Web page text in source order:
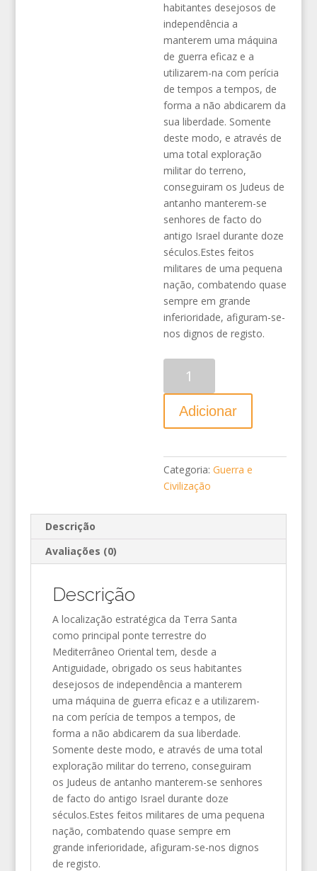
habitantes desejosos de
independência a
manterem uma máquina
de guerra eficaz e a
utilizarem-na com perícia
de tempos a tempos, de
forma a não abdicarem da
sua liberdade. Somente
deste modo, e através de
uma total exploração
militar do terreno,
conseguiram os Judeus de
antanho manterem-se
senhores de facto do
antigo Israel durante doze
séculos.Estes feitos
militares de uma pequena
nação, combatendo quase
sempre em grande
inferioridade, afiguram-se-
nos dignos de registo.
Adicionar
Categoria:Guerra e
Civilização
Descrição
Avaliações (0)
Descrição
A localização estratégica da Terra Santa
como principal ponte terrestre do
Mediterrâneo Oriental tem, desde a
Antiguidade, obrigado os seus habitantes
desejosos de independência a manterem
uma máquina de guerra eficaz e a utilizarem-
na com perícia de tempos a tempos, de
forma a não abdicarem da sua liberdade.
Somente deste modo, e através de uma total
exploração militar do terreno, conseguiram
os Judeus de antanho manterem-se senhores
de facto do antigo Israel durante doze
séculos.Estes feitos militares de uma pequena
nação, combatendo quase sempre em
grande inferioridade, afiguram-se-nos dignos
de registo.